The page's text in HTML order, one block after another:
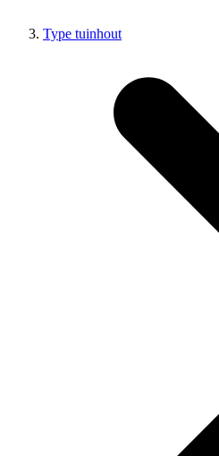
Type tuinhout